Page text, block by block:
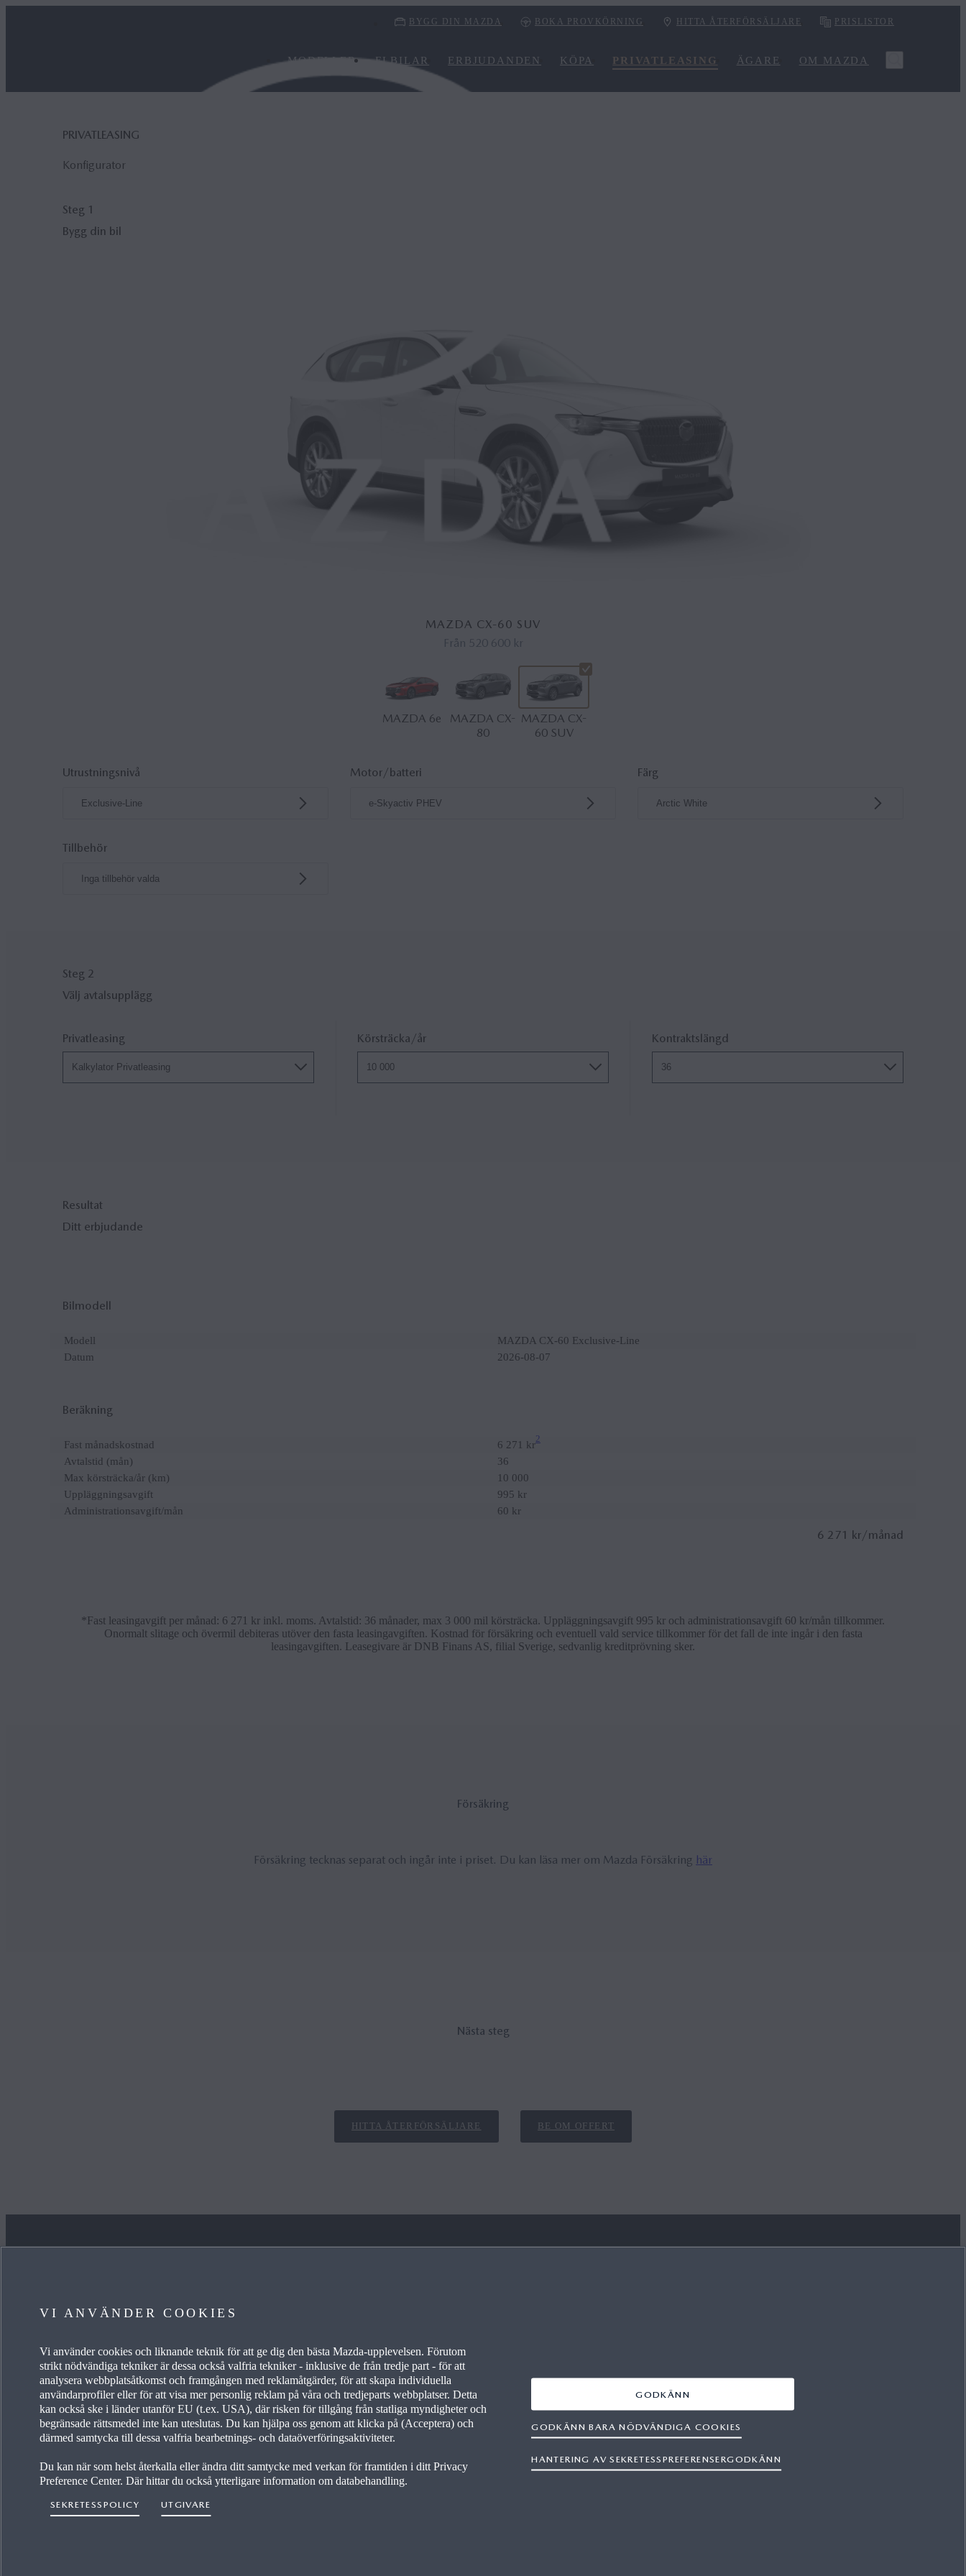
BYGG DIN MAZDA BOKA PROVKÖRNING HITTA ÅTERFÖRSÄLJARE PRISLISTOR
MODELLER ELBILAR ERBJUDANDEN KÖPA PRIVATLEASING ÄGARE OM MAZDA
PRIVATLEASING
Konfigurator
Steg 1
Bygg din bil
MAZDA CX-60 SUV
Från 520 600 kr
MAZDA 6e
MAZDA CX-
80
MAZDA CX-
60 SUV
Utrustningsnivå
Exclusive-Line
Motor/batteri
e-Skyactiv PHEV
Färg
Arctic White
Tillbehör
Inga tillbehör valda
Steg 2
Välj avtalsupplägg
Privatleasing
Kalkylator Privatleasing
Körsträcka/år
10 000
Kontraktslängd
36
Resultat
Ditt erbjudande
Bilmodell
Modell
MAZDA CX-60 Exclusive-Line
Datum
2026-08-07
Beräkning
Fast månadskostnad 6 271 kr2
Avtalstid (mån)
36
Max körsträcka/år (km)
10 000
Uppläggningsavgift
995 kr
Administrationsavgift/mån
60 kr
6 271 kr/månad
*Fast leasingavgift per månad: 6 271 kr inkl. moms. Avtalstid: 36 månader, max 3 000 mil körsträcka. Uppläggningsavgift 995 kr och administrationsavgift 60 kr/mån tillkommer.
Onormalt slitage och övermil debiteras utöver den fasta leasingavgiften. Kostnad för försäkring och eventuell vald service tillkommer för det fall de inte ingår i den fasta
leasingavgiften. Leasegivare är DNB Finans AS, filial Sverige, sedvanlig kreditprövning sker.
För­säkring
Försäkring tecknas separat och ingår inte i priset. Du kan läsa mer om Mazda Försäkring här
Nästa steg
HITTA ÅTERFÖRSÄLJARE BE OM OFFERT
HITTA EN ÅTERFÖRSÄLJARE
SE PÅ TILLBEHÖR
BYGGA EN BIL
NYHETSBREV
KARRIÄR
PRESS
YOUTUBE
INSTAGRAM
VI ANVÄNDER COOKIES
Vi använder cookies och liknande teknik för att ge dig den bästa Mazda-upplevelsen. Förutom
strikt nödvändiga tekniker är dessa också valfria tekniker - inklusive de från tredje part - för att
analysera webbplatsåtkomst och framgången med reklamåtgärder, för att skapa individuella
användarprofiler eller för att visa mer personlig reklam på våra och tredjeparts webbplatser. Detta
kan också ske i länder utanför EU (t.ex. USA), där risken för tillgång från statliga myndigheter och
begränsade rättsmedel inte kan uteslutas. Du kan hjälpa oss genom att klicka på (Acceptera) och
därmed samtycka till dessa valfria bearbetnings- och dataöverföringsaktiviteter.
Du kan när som helst återkalla eller ändra ditt samtycke med verkan för framtiden i ditt Privacy
Preference Center. Där hittar du också ytterligare information om databehandling.
SEKRETESSPOLICY UTGIVARE
HANTERING AV SEKRETESSPREFERENSERGODKÄNN
GODKÄNN BARA NÖDVÄNDIGA COOKIES
GODKÄNN